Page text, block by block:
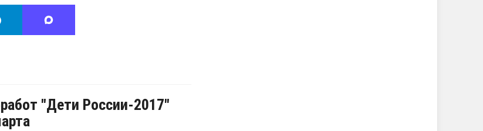
"Дети России-2017"